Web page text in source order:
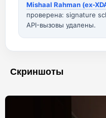
Mishaal Rahman (ex-
проверена: signature
API-вызовы удалены.
Скриншоты